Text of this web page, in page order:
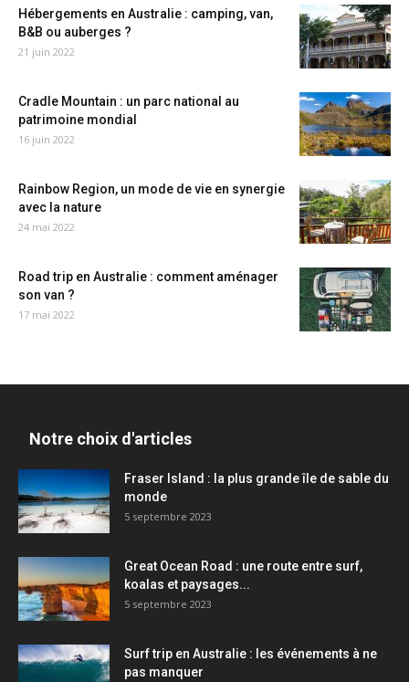
Hébergements en Australie : camping, van,
B&B ou auberges ?
21 juin 2022
Cradle Mountain : un parc national au
patrimoine mondial
16 juin 2022
Rainbow Region, un mode de vie en synergie
avec la nature
24 mai 2022
Road trip en Australie : comment aménager
son van ?
17 mai 2022
Notre choix d'articles
Fraser Island : la plus grande île de sable du
monde
5 septembre 2023
Great Ocean Road : une route entre surf,
koalas et paysages...
5 septembre 2023
Surf trip en Australie : les événements à ne
pas manquer